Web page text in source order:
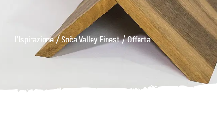
L'Ispirazione/Soča Valley Finest/Offerta
Kanin
Sentieri
escursionistici
Museo
di
Kobarid